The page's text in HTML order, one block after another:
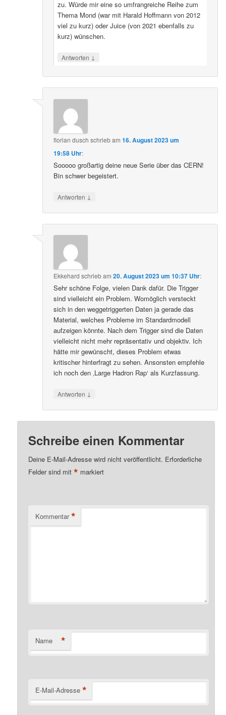
zu. Würde mir eine so umfrangreiche Reihe zum
Thema Mond (war mit Harald Hoffmann von 2012
viel zu kurz) oder Juice (von 2021 ebenfalls zu
kurz) wünschen.
Antworten ↓
florian dusch schriebam16. August 2023 um
19:58 Uhr:
Sooooo großartig deine neue Serie über das CERN!
Bin schwer begeistert.
Antworten ↓
Ekkehard schriebam20. August 2023 um 10:37 Uhr:
Sehr schöne Folge, vielen Dank dafür. Die Trigger
sind vielleicht ein Problem. Womöglich versteckt
sich in den weggetriggerten Daten ja gerade das
Material, welches Probleme im Standardmodell
aufzeigen könnte. Nach dem Trigger sind die Daten
vielleicht nicht mehr repräsentativ und objektiv. Ich
hätte mir gewünscht, dieses Problem etwas
kritischer hinterfragt zu sehen. Ansonsten empfehle
ich noch den ‚Large Hadron Rap‘ als Kurzfassung.
Antworten ↓
Schreibe einen Kommentar
Deine E-Mail-Adresse wird nicht veröffentlicht. Erforderliche
Felder sind mit* markiert
Kommentar *
Name *
E-Mail-Adresse *